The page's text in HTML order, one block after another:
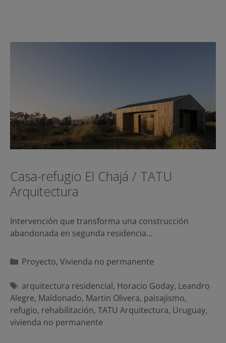
Casa-refugio El Chajá / TATU
Arquitectura
Intervención que transforma una construcción
abandonada en segunda residencia…
Categorías
Proyecto, Vivienda no permanente
Etiquetas
arquitectura residencial, Horacio Goday, Leandro
Alegre, Maldonado, Martin Olivera, paisajismo,
refugio, rehabilitación, TATU Arquitectura, Uruguay,
vivienda no permanente